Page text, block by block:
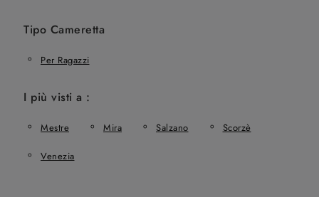
Tipo Cameretta
Per Ragazzi
I più visti a :
Mestre Mira Salzano Scorzè
Venezia